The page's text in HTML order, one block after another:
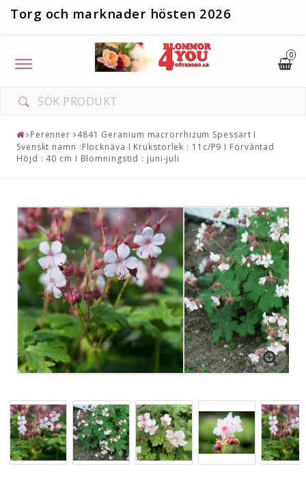
Torg och marknader hösten 2026
0
Toggle
navigation
Perenner
4841 Geranium macrorrhizum Spessart I
Svenskt namn :Flocknäva I Krukstorlek : 11c/P9 I Förväntad
Höjd : 40 cm I Blomningstid : juni-juli